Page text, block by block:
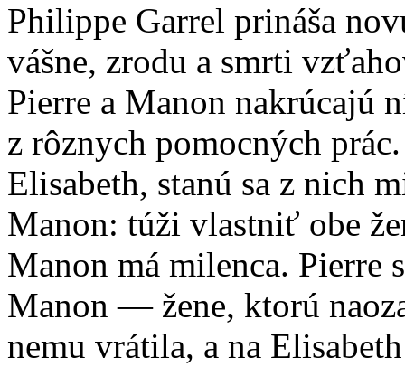
Philippe Garrel prináša
vášne, zrodu a smrti
Pierre a Manon nakrúcajú
z rôznych pomocných
Elisabeth, stanú sa z nich
Manon: túži vlastniť obe
Manon má milenca. Pierre
Manon ― žene, ktorú
nemu vrátila, a na